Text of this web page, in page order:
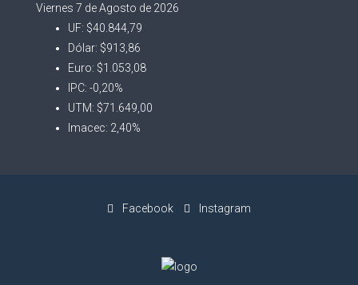
Viernes 7 de Agosto de 2026
UF: $40.844,79
Dólar: $913,86
Euro: $1.053,08
IPC: -0,20%
UTM: $71.649,00
Imacec: 2,40%
Facebook Instagram